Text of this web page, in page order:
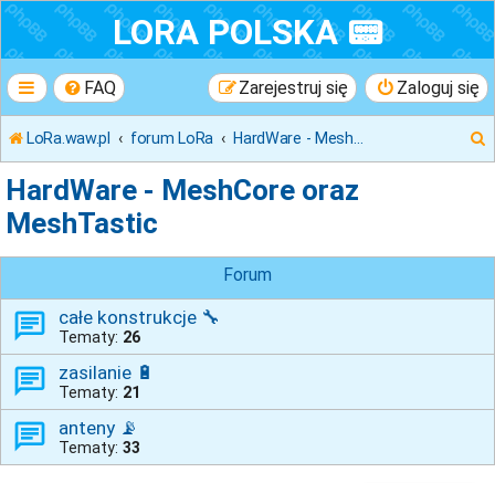
LORA POLSKA 📟
FAQ Zaloguj się
Zarejestruj się
LoRa.waw.pl forum LoRa
HardWare - MeshCore oraz
MeshTastic
Forum
całe konstrukcje 🔧
Tematy: 26
zasilanie 🔋
Tematy: 21
anteny 📡
Tematy: 33